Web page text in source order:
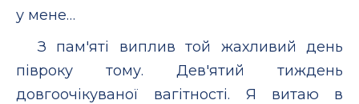
у мене…
З пам'яті виплив той жахливий день
півроку тому. Дев'ятий тиждень
довгоочікуваної вагітності. Я витаю в